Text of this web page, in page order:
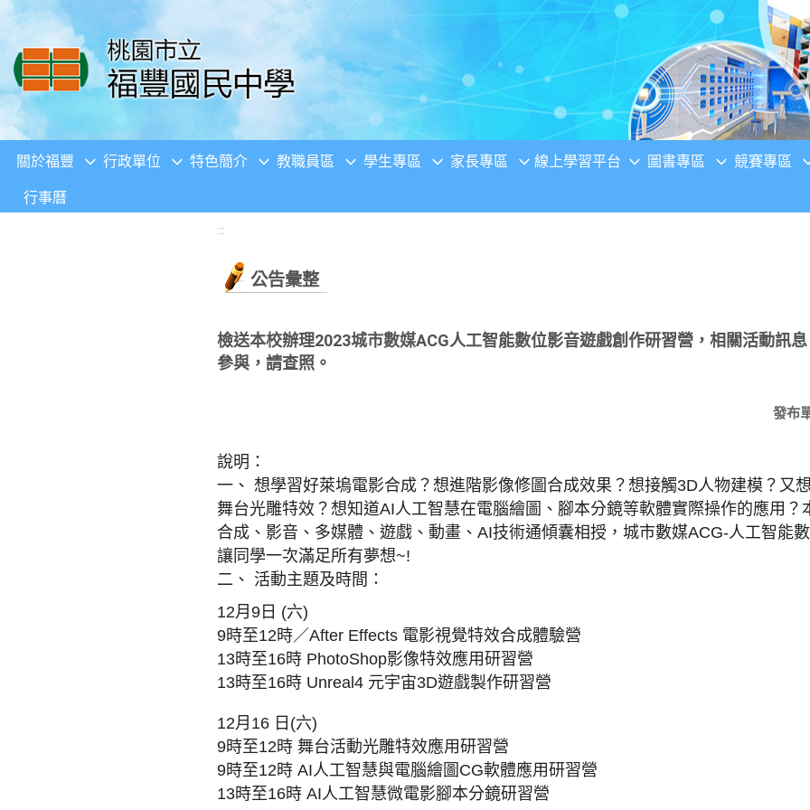
移至網頁之主要內容區位置
關於福豐 行政單位 特色簡介 教職員區 學生專區 家長專區 線上學習平台 圖書專區 競賽專區
行事曆
:::
公告彙整
檢送本校辦理2023城市數媒ACG人工智能數位影音遊戲創作研習營，相關活動訊
參與，請查照。
發布
說明：
一、 想學習好萊塢電影合成？想進階影像修圖合成效果？ 想接觸3D人物建模？又
舞台光雕特效？ 想知道AI人工智慧在電腦繪圖、腳本分鏡等軟體實際操作的應用？
合成、影音、多媒體、遊戲、動畫、 AI技術通傾囊相授，城市數媒ACG-人工智能
讓同學一次滿足所有夢想~!
二、 活動主題及時間：
12月9日 (六)
9時至12時／After Effects 電影視覺特效合成體驗營
13時至16時 PhotoShop影像特效應用研習營
13時至16時 Unreal4 元宇宙3D遊戲製作研習營
12月16 日(六)
9時至12時 舞台活動光雕特效應用研習營
9時至12時 AI人工智慧與電腦繪圖CG軟體應用研習營
13時至16時 AI人工智慧微電影腳本分鏡研習營